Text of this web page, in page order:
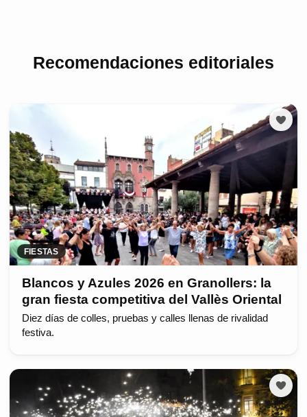
Recomendaciones editoriales
FIESTAS
Blancos y Azules 2026 en Granollers: la
gran fiesta competitiva del Vallès Oriental
Diez días de colles, pruebas y calles llenas de rivalidad
festiva.